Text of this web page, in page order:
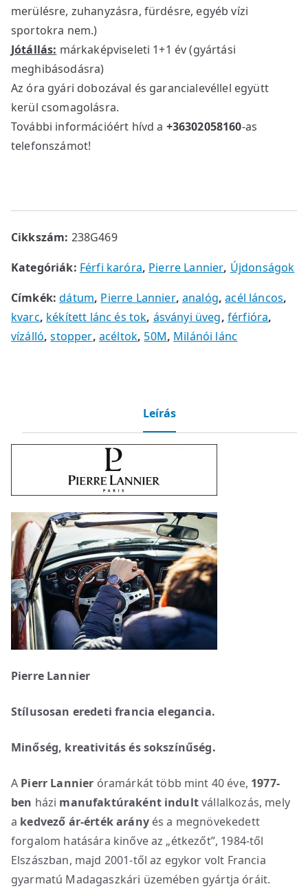
merülésre, zuhanyzásra, fürdésre, egyéb vízi
sportokra nem.)
Jótállás: márkaképviseleti 1+1 év (gyártási
meghibásodásra)
Az óra gyári dobozával és garancialevéllel együtt
kerül csomagolásra.
További információért hívd a +36302058160-as
telefonszámot!
Cikkszám: 238G469
Kategóriák: Férfi karóra, Pierre Lannier, Újdonságok
Címkék:dátum, Pierre Lannier, analóg,acél láncos,
kvarc, kékített lánc és tok, ásványi üveg, férfióra,
vízálló,stopper, acéltok, 50M, Milánói lánc
Leírás
Pierre Lannier
Stílusosan eredeti francia elegancia.
Minőség, kreativitás és sokszínűség.
A Pierr Lannier óramárkát több mint 40 éve, 1977-
ben házi manufaktúraként indultvállalkozás, mely
a kedvező ár-érték arányés a megnövekedett
forgalom hatására kinőve az „étkezőt”, 1984-től
Elszászban, majd 2001-től az egykor volt Francia
gyarmatú Madagaszkári üzemében gyártja óráit.